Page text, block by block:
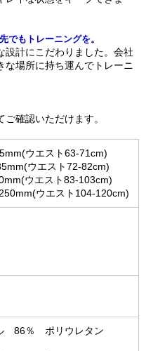
でもトレーニングを。
設計にこだわりました。会社
な場所に持ち運んでトレーニ
確認いただけます。
ウエスト63-71cm)
ウエスト72-82cm)
ウエスト83-103cm)
ウエスト104-120cm)
86％ ポリウレタン